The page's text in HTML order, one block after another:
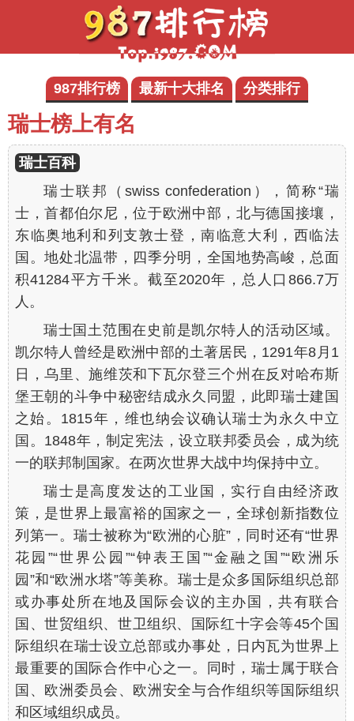
987排行榜 最新十大排名 分类排行
瑞士榜上有名
瑞士百科
瑞士联邦（swiss confederation），简称“瑞
士，首都伯尔尼，位于欧洲中部，北与德国接壤，
东临奥地利和列支敦士登，南临意大利，西临法
国。地处北温带，四季分明，全国地势高峻，总面
积41284平方千米。截至2020年，总人口866.7万
人。
瑞士国土范围在史前是凯尔特人的活动区域。
凯尔特人曾经是欧洲中部的土著居民，1291年8月1
日，乌里、施维茨和下瓦尔登三个州在反对哈布斯
堡王朝的斗争中秘密结成永久同盟，此即瑞士建国
之始。1815年，维也纳会议确认瑞士为永久中立
国。1848年，制定宪法，设立联邦委员会，成为统
一的联邦制国家。在两次世界大战中均保持中立。
瑞士是高度发达的工业国，实行自由经济政
策，是世界上最富裕的国家之一，全球创新指数位
列第一。瑞士被称为“欧洲的心脏”，同时还有“世界
花园”“世界公园”“钟表王国”“金融之国”“欧洲乐
园”和“欧洲水塔”等美称。瑞士是众多国际组织总部
或办事处所在地及国际会议的主办国，共有联合
国、世贸组织、世卫组织、国际红十字会等45个国
际组织在瑞士设立总部或办事处，日内瓦为世界上
最重要的国际合作中心之一。同时，瑞士属于联合
国、欧洲委员会、欧洲安全与合作组织等国际组织
和区域组织成员。